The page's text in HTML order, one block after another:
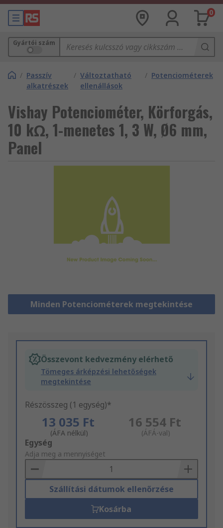
0
Gyártói szám
/ Passzív
alkatrészek
/ Változtatható
ellenállások
/ Potenciométerek
Vishay Potenciométer, Körforgás,
10 kΩ, 1-menetes 1, 3 W, Ø6 mm,
Panel
Minden Potenciométerek megtekintése
Összevont kedvezmény elérhető
Tömeges árképzési lehetőségek
megtekintése
Részösszeg (1 egység)*
13 035 Ft
(ÁFA nélkül)
16 554 Ft
(ÁFÁ-val)
Add
to
Basket
Egység
Adja meg a mennyiséget
Szállítási dátumok ellenőrzése
Kosárba